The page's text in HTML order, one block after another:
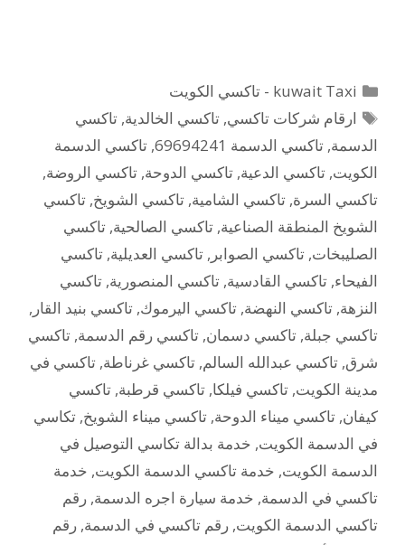
التصنيفات
kuwait Taxi - تاكسي الكويت
الوسوم
ارقام شركات تاكسي,تاكسي الخالدية,تاكسي
الدسمة, تاكسي الدسمة 69694241 , تاكسي الدسمة
الكويت, تاكسي الدعية, تاكسي الدوحة, تاكسي الروضة,
تاكسي السرة, تاكسي الشامية, تاكسي الشويخ, تاكسي
الشويخ المنطقة الصناعية, تاكسي الصالحية, تاكسي
الصليبخات, تاكسي الصوابر , تاكسي العديلية, تاكسي
الفيحاء, تاكسي القادسية, تاكسي المنصورية, تاكسي
النزهة, تاكسي النهضة, تاكسي اليرموك, تاكسي بنيد القار ,
تاكسي جبلة, تاكسي دسمان, تاكسي رقم الدسمة, تاكسي
شرق, تاكسي عبدالله السالم, تاكسي غرناطة, تاكسي في
مدينة الكويت, تاكسي فيلكا, تاكسي قرطبة, تاكسي
كيفان, تاكسي ميناء الدوحة, تاكسي ميناء الشويخ, تكاسي
في الدسمة الكويت, خدمة بدالة تكاسي التوصيل في
الدسمة الكويت, خدمة تاكسي الدسمة الكويت, خدمة
تاكسي في الدسمة, خدمة سيارة اجره الدسمة, رقم
تاكسي الدسمة الكويت, رقم تاكسي في الدسمة, رقم